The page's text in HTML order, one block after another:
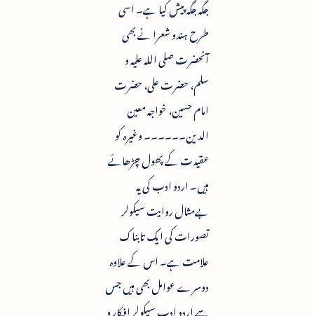
جگہ جگہ پیش کیا ہے۔ اسی
طرح ہندو شعرا نے بھی
آنحضرت صلی اللہ علیہ و
سلم، حضرت علی، حضرت
امام حسین، خواجہ معین
الدین۔۔۔۔۔۔ وغیرہ کو
عقیدت کے پھول چڑھائے
ہیں۔ اردو ادب کی یہ
بےمثال روایت سیکولر
تصورات کی ایک تابناک
علامت ہے۔ اس کے علاوہ
دوسرے عوامل بھی ہیں جس
سے اردو ادب سیکولر افکار و